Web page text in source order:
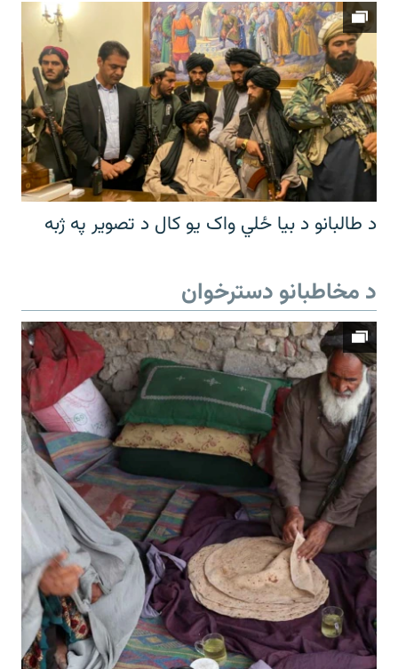
د طالبانو د بیا ځلي واک یو کال د تصویر په ژبه
د مخاطبانو دسترخوان